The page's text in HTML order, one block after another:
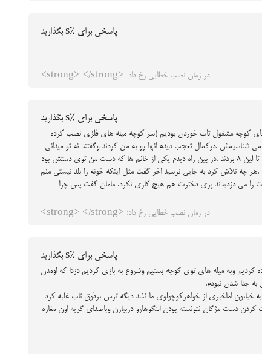
پاسخی برای %s بگذارید
در زمان نصب خطایی رخ داد: <strong> </strong>
پاسخی برای %s بگذارید
های کوچه مشغول تاب خوردن بودیم (سر کوچه میله های فلزی نصب کرده
شناسیمش .درکمال تعجب دیدم انها رو به من کردند وگفتند نه تو میدانی
هر چه اصرار کردم فایده نداشت بقیه دوستان وخواهرم هم هیچ عکس العملی از خودشان نشان ندادند .خلاصه مرا با خود بردند ما لین 6 زندگی می کردیم مرا تا لین 8 بردند .در بین راه دیدم یکی از خانم ها که دست من توی دستش بود
.هر چه تلاش کرد به جایی نرسید اخر گفت مثل اینکه خونه را بلد نیستی منم
را می دزدیدند پری دخترت هم هیچ کاری نکرد. مامان گفت پس چرا
در زمان نصب خطایی رخ داد: <strong> </strong>
پاسخی برای %s بگذارید
وبه میله های توی کوچه بستیم وشروع به بازی کردیم دزدا که اومدن
اماخبری از خواهرکوچولوی ما نشد دیگه ترس برذوق تاب غلبه کرد
بودن به خاطر مشت کردن دست مژگان نتونسته بودن النگوهارو دربیارن وباصدای گریه اون مغازه